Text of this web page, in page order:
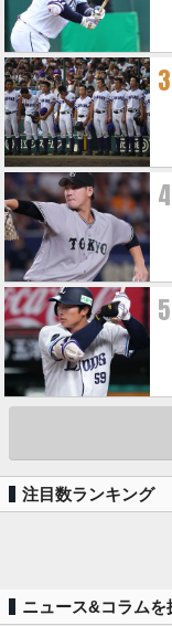
3
4
5
注目数ランキング
ニュース&コラムを